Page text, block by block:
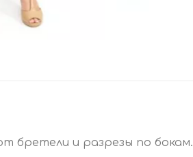
бретели и разрезы по бокам.